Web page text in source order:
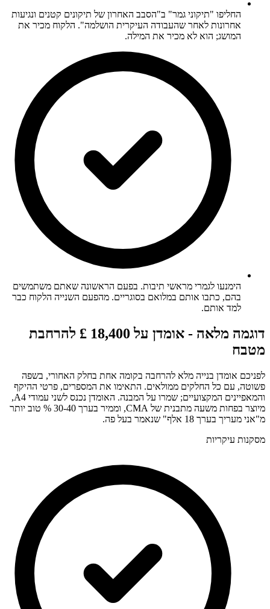
החליפו "תיקוני גמר" ב"הסבב האחרון של תיקונים קטנים ונגיעות
אחרונות לאחר שהעבודה העיקרית הושלמה". הלקוח מכיר את
המושג; הוא לא מכיר את המילה.
הימנעו לגמרי מראשי תיבות. בפעם הראשונה שאתם משתמשים
בהם, כתבו אותם במלואם בסוגריים. מהפעם השנייה הלקוח כבר
למד אותם.
דוגמה מלאה - אומדן על 18,400 £ להרחבת
מטבח
לפניכם אומדן בנייה מלא להרחבה בקומה אחת בחלק האחורי, בשפה
פשוטה, עם כל החלקים ממולאים. התאימו את המספרים, פרטי ההיקף
והמאפיינים המקצועיים; שמרו על המבנה. האומדן נכנס לשני עמודי A4,
מיוצר בפחות משעה מתבנית של CMA, וממיר בערך 30-40 % טוב יותר
מ"אני מעריך בערך 18 אלף" שנאמר בעל פה.
מסקנות עיקריות